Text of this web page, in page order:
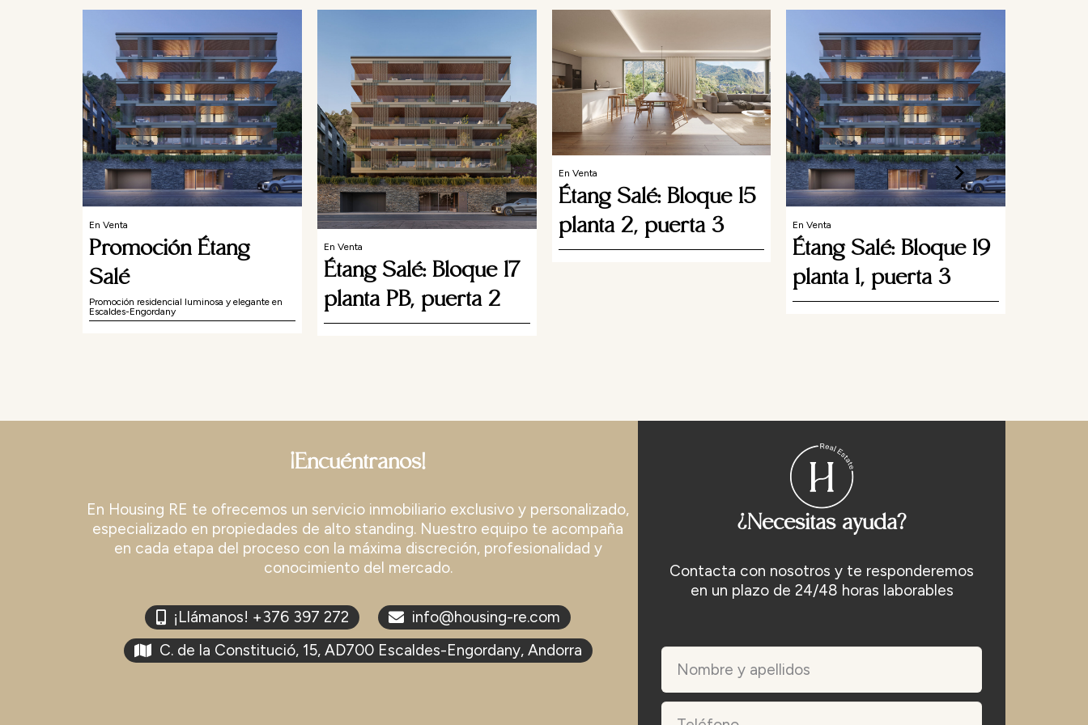
En Venta
Promoción Étang
Salé
Promoción residencial luminosa y elegante en
Escaldes-Engordany
En Venta
Étang Salé: Bloque 17
planta PB, puerta 2
En Venta
Étang Salé: Bloque 15
planta 2, puerta 3
En Venta
Étang Salé: Bloque 19
planta 1, puerta 3
¡Encuéntranos!
En Housing RE te ofrecemos un servicio inmobiliario exclusivo y personalizado,
especializado en propiedades de alto standing. Nuestro equipo te acompaña
en cada etapa del proceso con la máxima discreción, profesionalidad y
conocimiento del mercado.
¡Llámanos! +376 397 272
info@housing-re.com
C. de la Constitució, 15, AD700 Escaldes-Engordany, Andorra
¿Necesitas ayuda?
Contacta con nosotros y te responderemos
en un plazo de 24/48 horas laborables